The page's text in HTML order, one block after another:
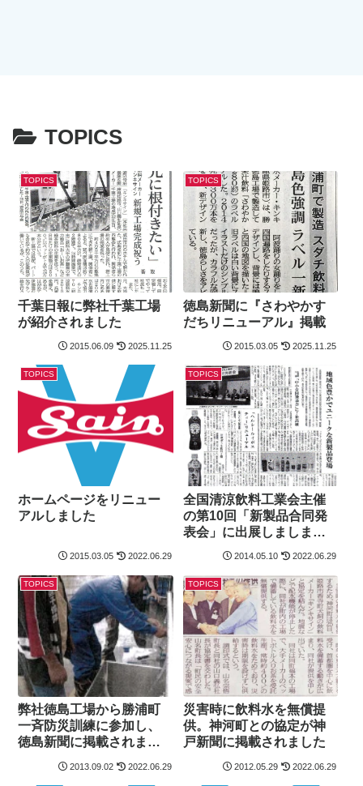
TOPICS
TOPICS
千葉日報に弊社千葉工場
が紹介されました
2015.06.09 2025.11.25
TOPICS
徳島新聞に『さわやかす
だちリニューアル』掲載
2015.03.05 2025.11.25
TOPICS
ホームページをリニュー
アルしました
2015.03.05 2022.06.29
TOPICS
全国清涼飲料工業会主催
の第10回「新製品合同発
表会」に出展しましまし
2014.05.10 2022.06.29
TOPICS
弊社徳島工場から勝浦町
一斉防災訓練に参加し、
徳島新聞に掲載されまし
2013.09.02 2022.06.29
TOPICS
災害時に飲料水を無償提
供。神河町との協定が神
戸新聞に掲載されました
2012.05.29 2022.06.29